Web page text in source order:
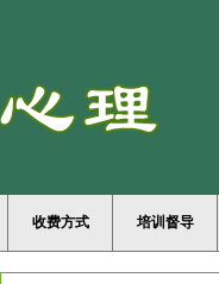
收费方式 培训督导